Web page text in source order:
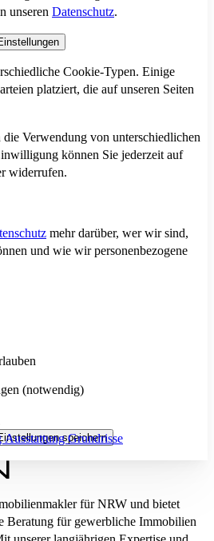
AusstattungGrundrisse
unseren Datenschutz.
Cookie-Typen. Einige
platziert, die auf unseren Seiten
Verwendung von unterschiedlichen
können Sie jederzeit auf
widerrufen.
mehr darüber, wer wir sind,
und wie wir personenbezogene
(notwendig)
speichern
für NRW und bietet
Beratung für gewerbliche Immobilien